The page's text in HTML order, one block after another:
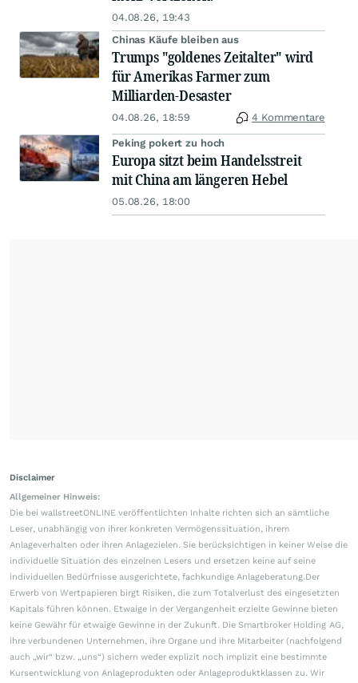
04.08.26, 19:43
Chinas Käufe bleiben aus
Trumps "goldenes Zeitalter" wird
für Amerikas Farmer zum
Milliarden-Desaster
04.08.26, 18:59 4 Kommentare
Peking pokert zu hoch
Europa sitzt beim Handelsstreit
mit China am längeren Hebel
05.08.26, 18:00
Disclaimer
Allgemeiner Hinweis:
Die bei wallstreetONLINE veröffentlichten Inhalte richten sich an sämtliche
Leser, unabhängig von ihrer konkreten Vermögenssituation, ihrem
Anlageverhalten oder ihren Anlagezielen. Sie berücksichtigen in keiner Weise die
individuelle Situation des einzelnen Lesers und ersetzen keine auf seine
individuellen Bedürfnisse ausgerichtete, fachkundige Anlageberatung.Der
Erwerb von Wertpapieren birgt Risiken, die zum Totalverlust des eingesetzten
Kapitals führen können. Etwaige in der Vergangenheit erzielte Gewinne bieten
keine Gewähr für etwaige Gewinne in der Zukunft. Die Smartbroker Holding AG,
ihre verbundenen Unternehmen, ihre Organe und ihre Mitarbeiter (nachfolgend
auch „wir“ bzw. „uns“) sichern weder explizit noch implizit eine bestimmte
Kursentwicklung von Anlageprodukten oder Anlageproduktklassen zu. Wir